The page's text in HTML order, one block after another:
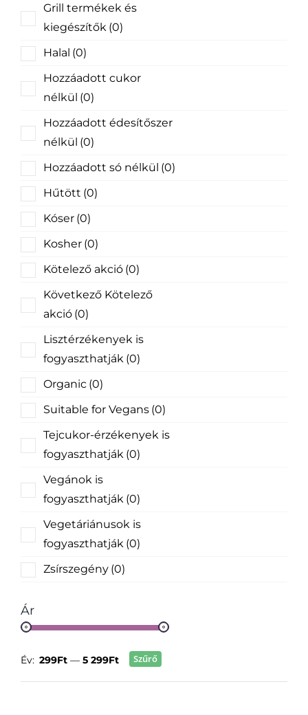
Grill termékek és
kiegészítők (0)
Halal (0)
Hozzáadott cukor
nélkül (0)
Hozzáadott édesítőszer
nélkül (0)
Hozzáadott só nélkül (0)
Hűtött (0)
Kóser (0)
Kosher (0)
Kötelező akció (0)
Következő Kötelező
akció (0)
Lisztérzékenyek is
fogyaszthatják (0)
Organic (0)
Suitable for Vegans (0)
Tejcukor-érzékenyek is
fogyaszthatják (0)
Vegánok is
fogyaszthatják (0)
Vegetáriánusok is
fogyaszthatják (0)
Zsírszegény (0)
Ár
Szűrő
Év: 299Ft — 5 299Ft